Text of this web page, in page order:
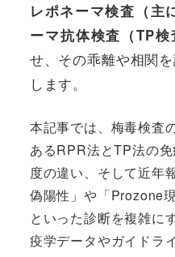
レポネーマ検査（主
ーマ抗体検査（TP検
せ、その乖離や相関
します。
本記事では、梅毒検査
あるRPR法とTP法の
度の違い、そして近年
偽陽性」や「Prozone
といった診断を複雑に
疫学データやガイドラ